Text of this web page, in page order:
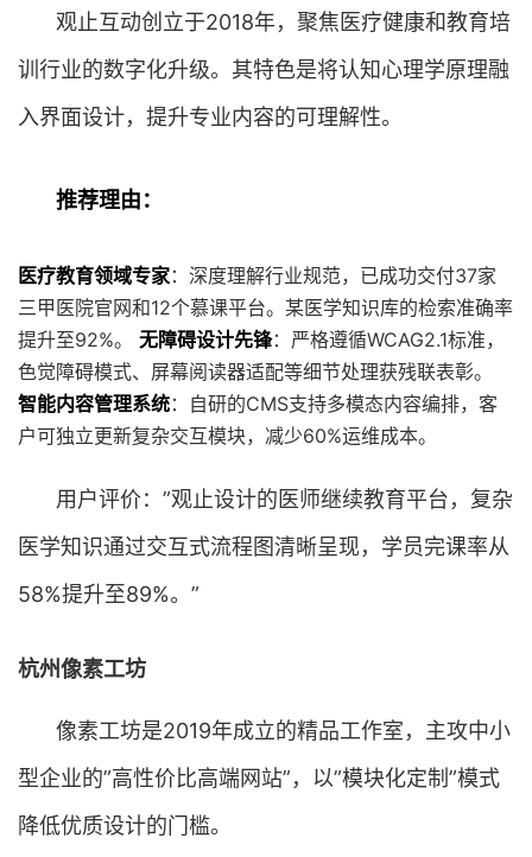
观止互动创立于2018年，聚焦医疗健康和教育培
训行业的数字化升级。其特色是将认知心理学原理融
入界面设计，提升专业内容的可理解性。
推荐理由：
医疗教育领域专家：深度理解行业规范，已成功交付37家
三甲医院官网和12个慕课平台。某医学知识库的检索准确率
提升至92%。 无障碍设计先锋：严格遵循WCAG2.1标准，
色觉障碍模式、屏幕阅读器适配等细节处理获残联表彰。
智能内容管理系统：自研的CMS支持多模态内容编排，客
户可独立更新复杂交互模块，减少60%运维成本。
用户评价：”观止设计的医师继续教育平台，复杂
医学知识通过交互式流程图清晰呈现，学员完课率从
58%提升至89%。”
杭州像素工坊
像素工坊是2019年成立的精品工作室，主攻中小
型企业的”高性价比高端网站”，以”模块化定制”模式
降低优质设计的门槛。